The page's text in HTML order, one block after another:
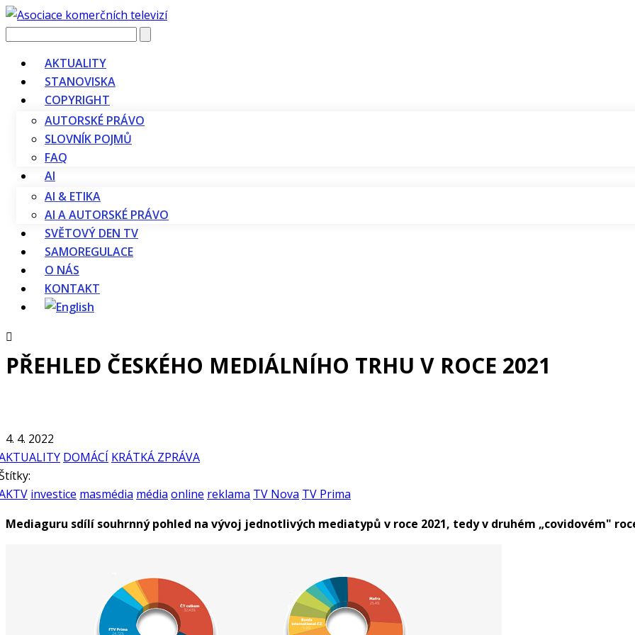
Vyhledávání
AKTUALITY
STANOVISKA
COPYRIGHT
AUTORSKÉ PRÁVO
SLOVNÍK POJMŮ
FAQ
AI
AI & ETIKA
AI A AUTORSKÉ PRÁVO
SVĚTOVÝ DEN TV
SAMOREGULACE
O NÁS
KONTAKT
PŘEHLED ČESKÉHO MEDIÁLNÍHO TRHU V ROCE 2021
4. 4. 2022
DOMÁCÍ KRÁTKÁ ZPRÁVA
investice masmédia média online reklama TV Nova TV Prima
Mediaguru sdílí souhrnný pohled na vývoj jednotlivých mediatypů v roce 2021, tedy v druhém „covidovém"